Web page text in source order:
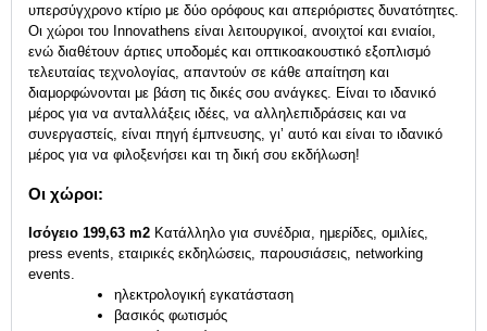
υπερσύγχρονο κτίριο με δύο ορόφους και απεριόριστες δυνατότητες.
Οι χώροι του Innovathens είναι λειτουργικοί, ανοιχτοί και ενιαίοι,
ενώ διαθέτουν άρτιες υποδομές και οπτικοακουστικό εξοπλισμό
τελευταίας τεχνολογίας, απαντούν σε κάθε απαίτηση και
διαμορφώνονται με βάση τις δικές σου ανάγκες. Είναι το ιδανικό
μέρος για να ανταλλάξεις ιδέες, να αλληλεπιδράσεις και να
συνεργαστείς, είναι πηγή έμπνευσης, γι’ αυτό και είναι το ιδανικό
μέρος για να φιλοξενήσει και τη δική σου εκδήλωση!
Οι χώροι:
Ισόγειο 199,63 m2 Κατάλληλο για συνέδρια, ημερίδες, ομιλίες,
press events, εταιρικές εκδηλώσεις, παρουσιάσεις, networking
events.
ηλεκτρολογική εγκατάσταση
βασικός φωτισμός